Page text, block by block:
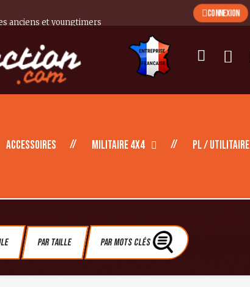
anciens et youngtimers
CONNEXION
Accessoires Militaire 4X4 PL / Utilitaire
Par Taille Par Mots clés